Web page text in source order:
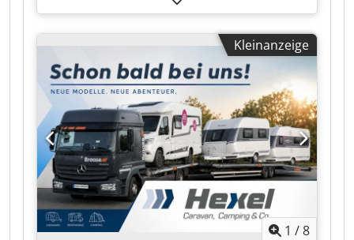
Gesamtlänge:5.180 mm, Gesamtbreite:2.550
mm, Gesamthöhe:1.150 mm, Auf Grund der
vielen unseriösen E-Mails / E-Mails werden nicht
beantwortet WhatsApp deutscher Anhänger /
deutscher Kfz-Brief 1.Hand Reifen 80%
Dodpfeztlhwjx Akwekr
"IRRTÜMER,SCHREIBEFEHLER UND
ZWISCHENVERKAUF VORBEHALTEN"
Kleinanzeige
1 /8